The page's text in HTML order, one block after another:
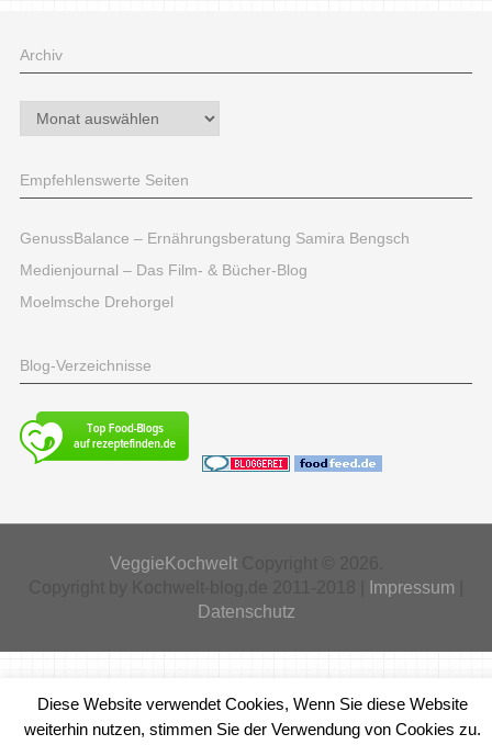
Archiv
Archiv
Empfehlenswerte Seiten
GenussBalance – Ernährungsberatung Samira Bengsch
Medienjournal – Das Film- & Bücher-Blog
Moelmsche Drehorgel
Blog-Verzeichnisse
VeggieKochweltCopyright © 2026.
Impressum
Datenschutz
Diese Website verwendet Cookies, Wenn Sie diese Website
weiterhin nutzen, stimmen Sie der Verwendung von Cookies zu.